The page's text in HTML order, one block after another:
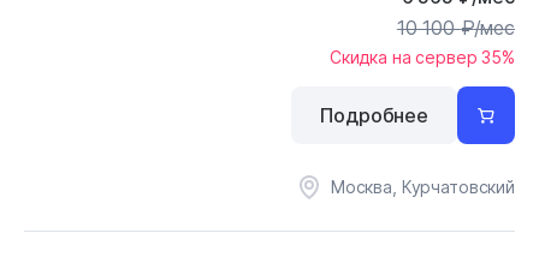
10 100₽/мес
Скидка на сервер 35%
Москва, Курчатовский
Подробнее